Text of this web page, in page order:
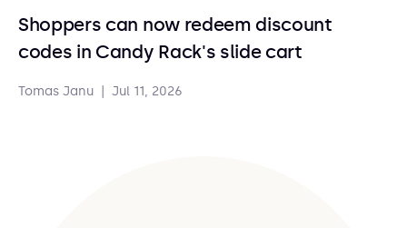
Shoppers can now redeem discount
codes in Candy Rack's slide cart
Tomas Janu Jul 11, 2026